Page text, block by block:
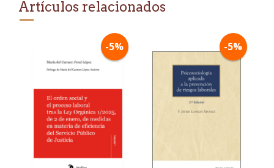
Artículos relacionados
-5% -5%